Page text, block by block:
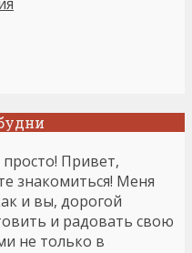
Привет,
знакомиться! Меня
и вы, дорогой
и радовать свою
не только в